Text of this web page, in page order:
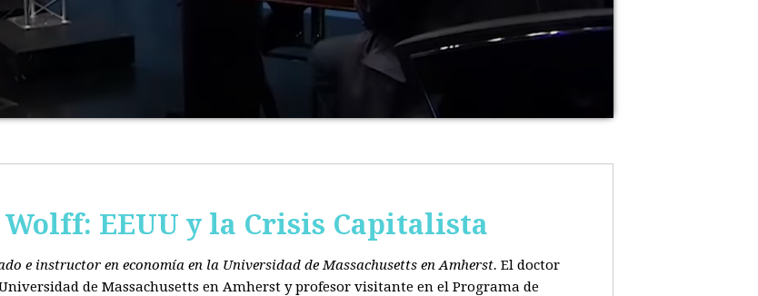
EEUU y la Crisis Capitalista
e instructor en economía en la Universidad de Massachusetts en Amherst. El doctor
de Massachusetts en Amherst y profesor visitante en el Programa de